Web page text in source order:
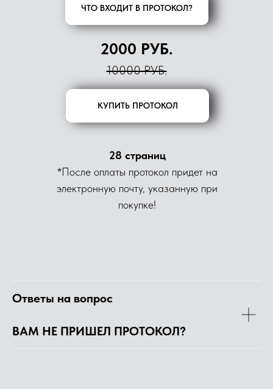
КУПИТЬ ПРОТОКОЛ
2000 РУБ.
28 страниц
*После оплаты протокол придет на
электронную почту, указанную при
покупке!
10000 РУБ.
ЧТО ВХОДИТ В ПРОТОКОЛ?
Ответы на вопрос
ВАМ НЕ ПРИШЕЛ ПРОТОКОЛ?